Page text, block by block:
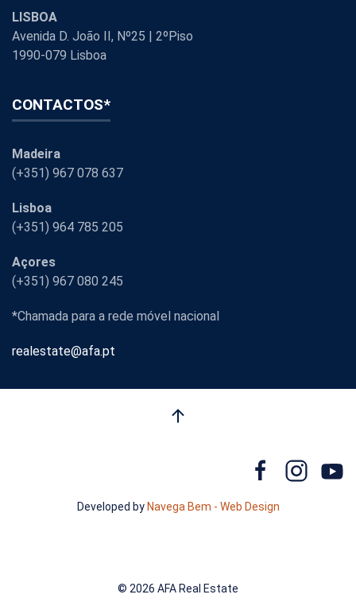
LISBOA
Avenida D. João II, Nº25 | 2ºPiso
1990-079 Lisboa
CONTACTOS*
Madeira
(+351) 967 078 637
Lisboa
(+351) 964 785 205
Açores
(+351) 967 080 245
*Chamada para a rede móvel nacional
realestate@afa.pt
Developed by Navega Bem - Web Design
© 2026 AFA Real Estate